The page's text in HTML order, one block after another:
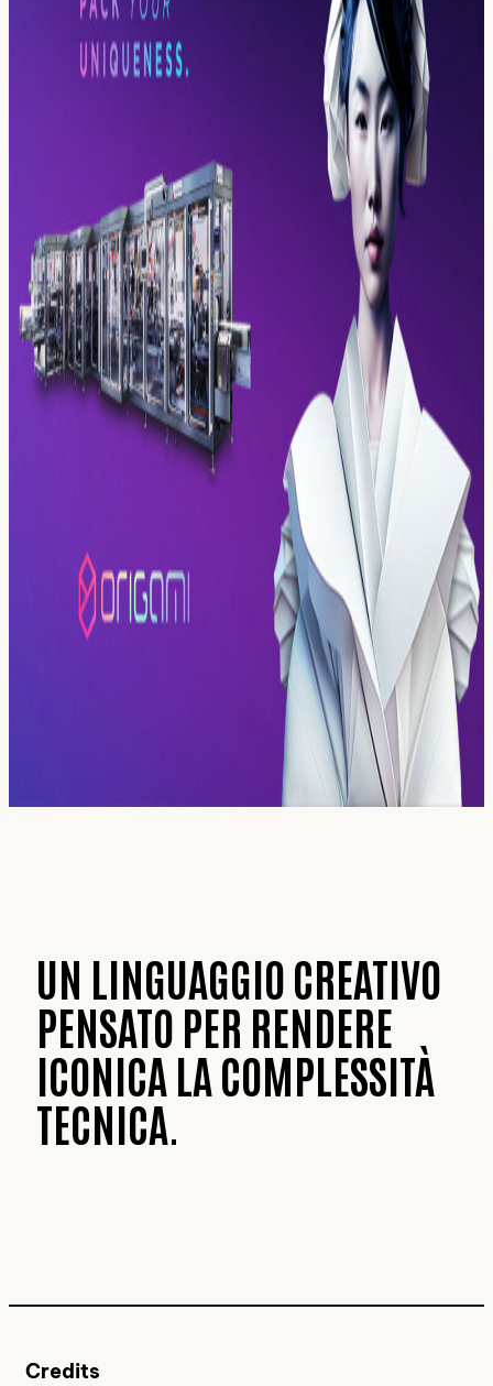
UN LINGUAGGIO CREATIVO
PENSATO PER RENDERE
ICONICA LA COMPLESSITÀ
TECNICA.
Credits